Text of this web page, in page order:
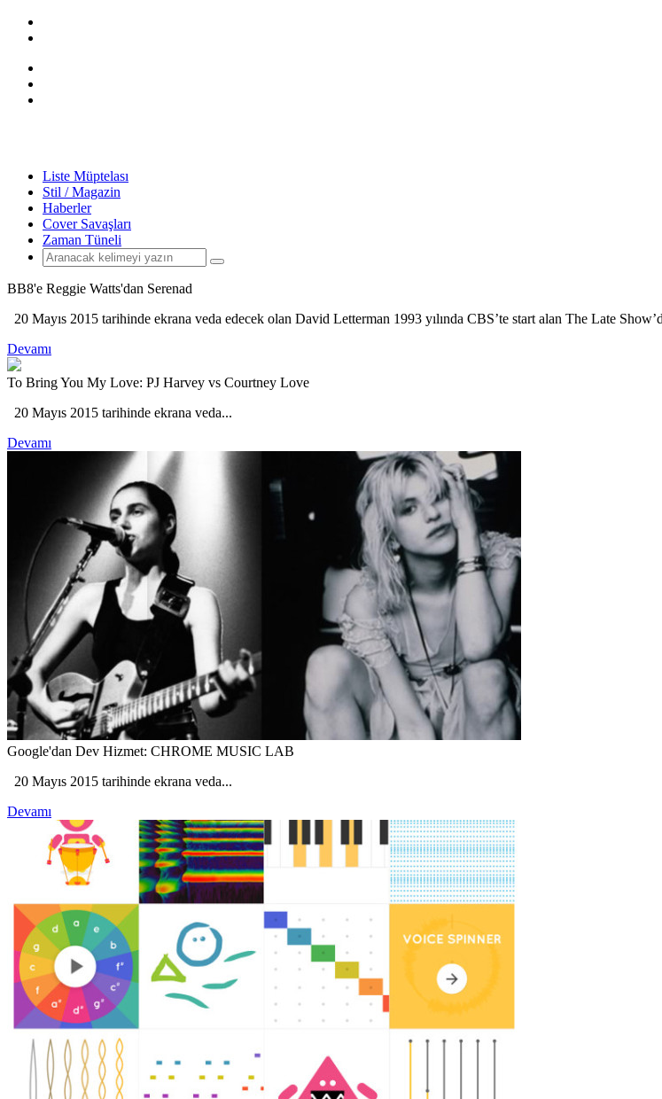
Liste Müptelası
Stil / Magazin
Haberler
Cover Savaşları
Zaman Tüneli
BB8'e Reggie Watts'dan Serenad
20 Mayıs 2015 tarihinde ekrana veda edecek olan David Letterman 1993 yılında CBS’te start alan The Late
Devamı
To Bring You My Love: PJ Harvey vs Courtney Love
20 Mayıs 2015 tarihinde ekrana veda...
Devamı
Google'dan Dev Hizmet: CHROME MUSIC LAB
20 Mayıs 2015 tarihinde ekrana veda...
Devamı